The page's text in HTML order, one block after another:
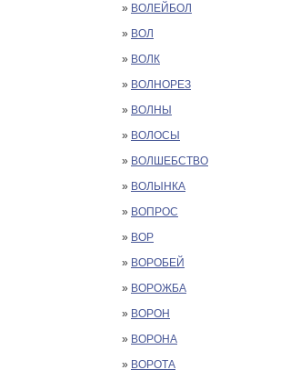
» ВОЛЕЙБОЛ
» ВОЛ
» ВОЛК
» ВОЛНОРЕЗ
» ВОЛНЫ
» ВОЛОСЫ
» ВОЛШЕБСТВО
» ВОЛЫНКА
» ВОПРОС
» ВОР
» ВОРОБЕЙ
» ВОРОЖБА
» ВОРОН
» ВОРОНА
» ВОРОТА